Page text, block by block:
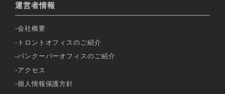
運営者情報
会社概要
トロントオフィスのご紹介
バンクーバーオフィスのご紹介
アクセス
個人情報保護方針